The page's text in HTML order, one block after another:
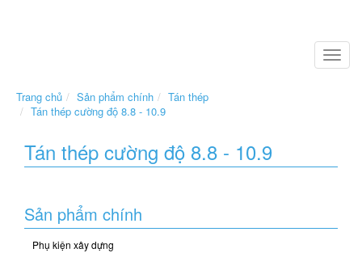
Toggle
Trang chủ
Sản phẩm chính
Tán thép
Tán thép cường độ 8.8 - 10.9
Tán thép cường độ 8.8 - 10.9
Sản phẩm chính
Phụ kiện xây dựng